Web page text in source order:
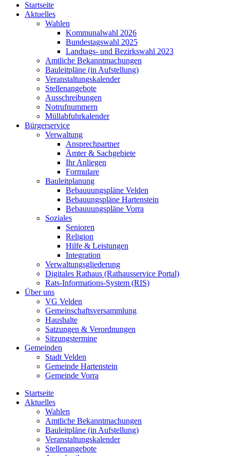
Startseite
Aktuelles
Wahlen
Kommunalwahl 2026
Bundestagswahl 2025
Landtags- und Bezirkswahl 2023
Amtliche Bekanntmachungen
Bauleitpläne (in Aufstellung)
Veranstaltungskalender
Stellenangebote
Ausschreibungen
Notrufnummern
Müllabfuhrkalender
Bürgerservice
Verwaltung
Ansprechpartner
Ämter & Sachgebiete
Ihr Anliegen
Formulare
Bauleitplanung
Bebauuungspläne Velden
Bebauungspläne Hartenstein
Bebauuungspläne Vorra
Soziales
Senioren
Religion
Hilfe & Leistungen
Integration
Verwaltungsgliederung
Digitales Rathaus (Rathausservice Portal)
Rats-Informations-System (RIS)
Über uns
VG Velden
Gemeinschaftsversammlung
Haushalte
Satzungen & Verordnungen
Sitzungstermine
Gemeinden
Stadt Velden
Gemeinde Hartenstein
Gemeinde Vorra
Startseite
Aktuelles
Wahlen
Amtliche Bekanntmachungen
Bauleitpläne (in Aufstellung)
Veranstaltungskalender
Stellenangebote